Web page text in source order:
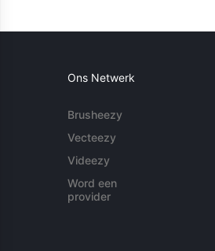
Ons Netwerk
Brusheezy
Vecteezy
Videezy
Word een
provider